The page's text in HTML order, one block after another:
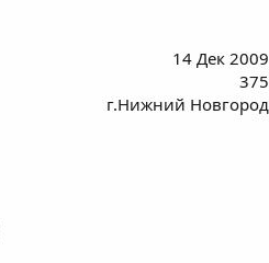
14 Дек 2009
375
г.Нижний Новгород